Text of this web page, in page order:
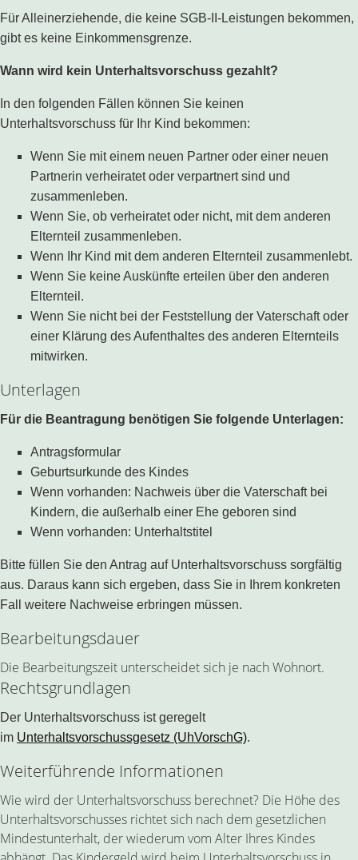
Für Alleinerziehende, die keine SGB-II-Leistungen bekommen,
gibt es keine Einkommensgrenze.
Wann wird kein Unterhaltsvorschuss gezahlt?
In den folgenden Fällen können Sie keinen
Unterhaltsvorschuss für Ihr Kind bekommen:
Wenn Sie mit einem neuen Partner oder einer neuen
Partnerin verheiratet oder verpartnert sind und
zusammenleben.
Wenn Sie, ob verheiratet oder nicht, mit dem anderen
Elternteil zusammenleben.
Wenn Ihr Kind mit dem anderen Elternteil zusammenlebt.
Wenn Sie keine Auskünfte erteilen über den anderen
Elternteil.
Wenn Sie nicht bei der Feststellung der Vaterschaft oder
einer Klärung des Aufenthaltes des anderen Elternteils
mitwirken.
Unterlagen
Für die Beantragung benötigen Sie folgende Unterlagen:
Antragsformular
Geburtsurkunde des Kindes
Wenn vorhanden: Nachweis über die Vaterschaft bei
Kindern, die außerhalb einer Ehe geboren sind
Wenn vorhanden: Unterhaltstitel
Bitte füllen Sie den Antrag auf Unterhaltsvorschuss sorgfältig
aus. Daraus kann sich ergeben, dass Sie in Ihrem konkreten
Fall weitere Nachweise erbringen müssen.
Bearbeitungsdauer
Die Bearbeitungszeit unterscheidet sich je nach Wohnort.
Rechtsgrundlagen
Der Unterhaltsvorschuss ist geregelt
im Unterhaltsvorschussgesetz (UhVorschG).
Weiterführende Informationen
Wie wird der Unterhaltsvorschuss berechnet? Die Höhe des
Unterhaltsvorschusses richtet sich nach dem gesetzlichen
Mindestunterhalt, der wiederum vom Alter Ihres Kindes